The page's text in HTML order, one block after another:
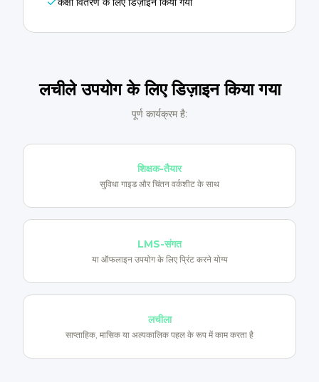
लचीले उपयोग के लिए डिज़ाइन किया गया
पूर्ण कार्यक्रम है:
शिक्षक-तैयार
सुविधा गाइड और चिंतन वर्कशीट के साथ
LMS-संगत
या ऑफलाइन उपयोग के लिए प्रिंट करने योग्य
लचीला
साप्ताहिक, मासिक या अल्पकालिक पहल के रूप में काम करता है